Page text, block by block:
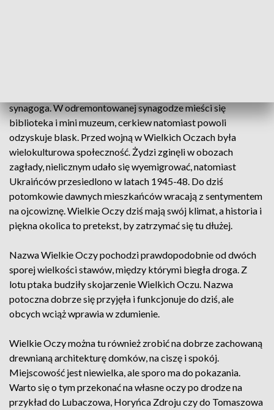
synagoga. W odremontowanej synagodze mieści się
biblioteka i mini muzeum, cerkiew natomiast powoli
odzyskuje blask. Przed wojną w Wielkich Oczach była
wielokulturowa społeczność. Żydzi zginęli w obozach
zagłady, nielicznym udało się wyemigrować, natomiast
Ukraińców przesiedlono w latach 1945-48. Do dziś
potomkowie dawnych mieszkańców wracają z sentymentem
na ojcowiznę. Wielkie Oczy dziś mają swój klimat, a historia i
piękna okolica to pretekst, by zatrzymać się tu dłużej.
Nazwa Wielkie Oczy pochodzi prawdopodobnie od dwóch
sporej wielkości stawów, między którymi biegła droga. Z
lotu ptaka budziły skojarzenie Wielkich Oczu. Nazwa
potoczna dobrze się przyjęła i funkcjonuje do dziś, ale
obcych wciąż wprawia w zdumienie.
Wielkie Oczy można tu również zrobić na dobrze zachowaną
drewnianą architekturę domków, na ciszę i spokój.
Miejscowość jest niewielka, ale sporo ma do pokazania.
Warto się o tym przekonać na własne oczy po drodze na
przykład do Lubaczowa, Horyńca Zdroju czy do Tomaszowa